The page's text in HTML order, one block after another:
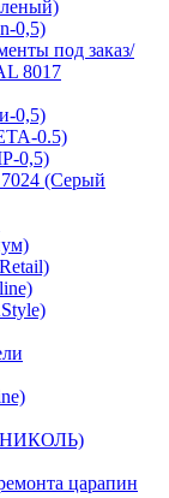
0,5)
под заказ/
8017
0,5)
0.5)
0,5)
(Серый
царапин